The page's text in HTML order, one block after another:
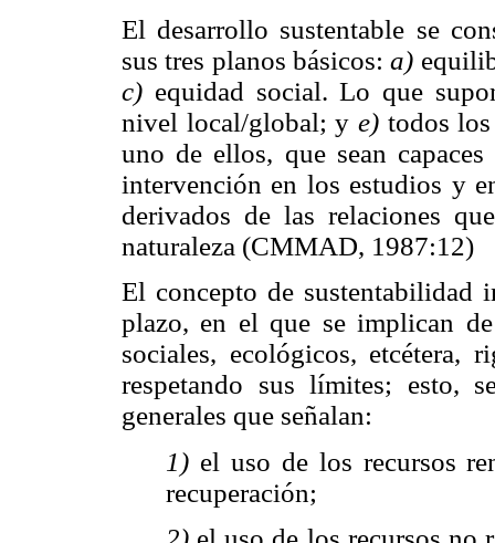
El desarrollo sustentable se
sus tres planos básicos:a)
c) equidad social. Lo que
nivel local/global; y e)todos los
uno de ellos, que sean
intervención en los estudios y
derivados de las relaciones
naturaleza (CMMAD, 1987:12)
El concepto de sustentabilidad
plazo, en el que se implican
sociales, ecológicos, etcétera,
respetando sus límites; esto,
generales que señalan:
1) el uso de los recursos
recuperación;